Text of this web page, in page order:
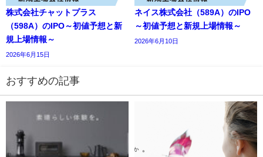
株式会社チャットプラス
（598A）のIPO～初値予想と新
規上場情報～
2026年6月15日
ネイス株式会社（589A）のIPO
～初値予想と新規上場情報～
2026年6月10日
おすすめの記事